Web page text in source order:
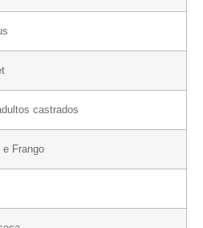
castrados
e Frango